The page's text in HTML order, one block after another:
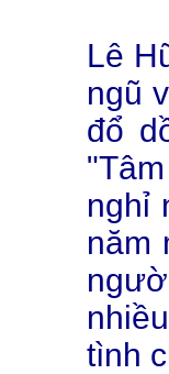
Lê
ngũ
đổ
nghỉ
năm
tình